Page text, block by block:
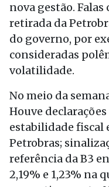
nova gestão. Falas
retirada da
do governo, por
consideradas
volatilidade.
No meio da
Houve
estabilidade fiscal
Petrobras;
referência da B3
2,19% e 1,23% na